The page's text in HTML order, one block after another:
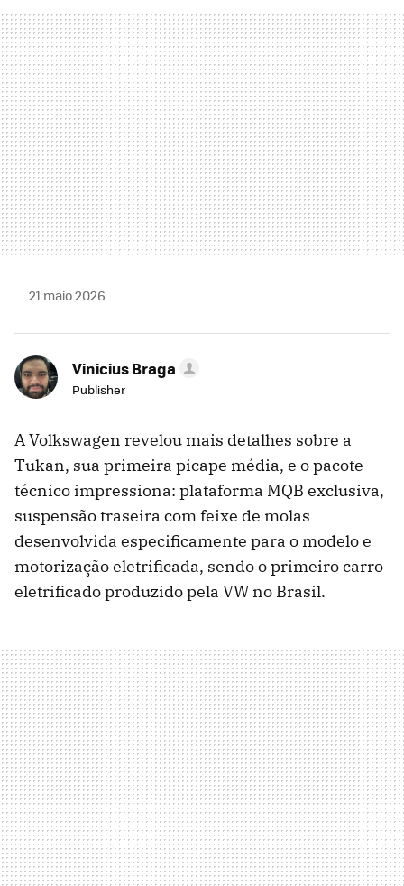
MAIL
21 maio 2026
Vinicius Braga
Publisher
A Volkswagen revelou mais detalhes sobre a
Tukan, sua primeira picape média, e o pacote
técnico impressiona: plataforma MQB exclusiva,
suspensão traseira com feixe de molas
desenvolvida especificamente para o modelo e
motorização eletrificada, sendo o primeiro carro
eletrificado produzido pela VW no Brasil.